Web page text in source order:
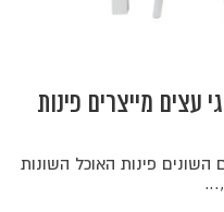
עצים מייצרים פינות
השונים פינות האוכל השונות